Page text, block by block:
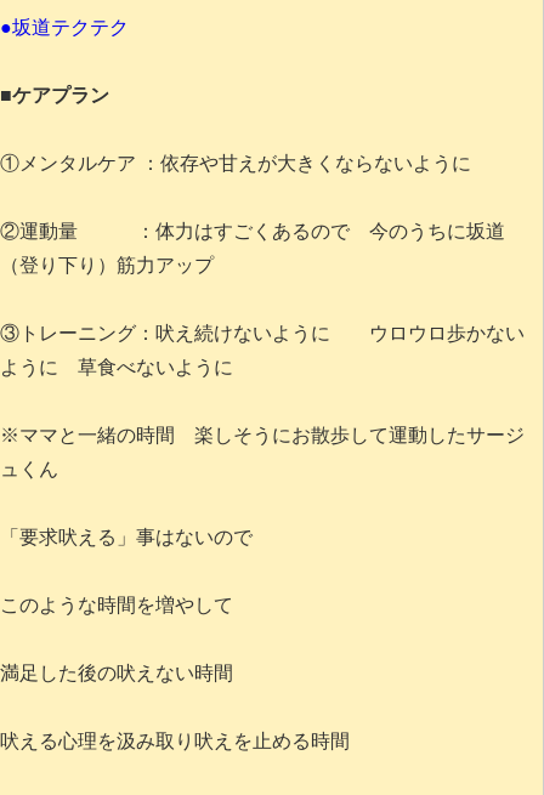
●坂道テクテク
■ケアプラン
①メンタルケア ：依存や甘えが大きくならないように
②運動量 ：体力はすごくあるので 今のうちに坂道
（登り下り）筋力アップ
③トレーニング：吠え続けないように ウロウロ歩かない
ように 草食べないように
※ママと一緒の時間 楽しそうにお散歩して運動したサージ
ュくん
「要求吠える」事はないので
このような時間を増やして
満足した後の吠えない時間
吠える心理を汲み取り吠えを止める時間